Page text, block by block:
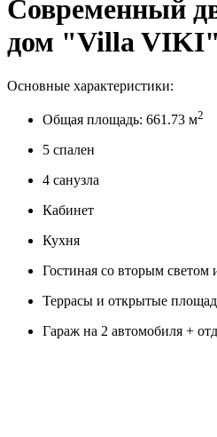
Современный
дом "Villa VIKI"
Основные характеристики:
Общая площадь: 661.73 м2
5 спален
4 санузла
Кабинет
Кухня
Гостиная со вторым
Террасы и открытые
Гараж на 2 автомобиля +